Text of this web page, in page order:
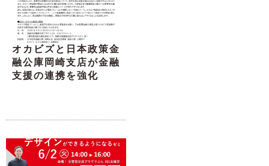
オカビズと日本政策金
融公庫岡崎支店が金融
支援の連携を強化